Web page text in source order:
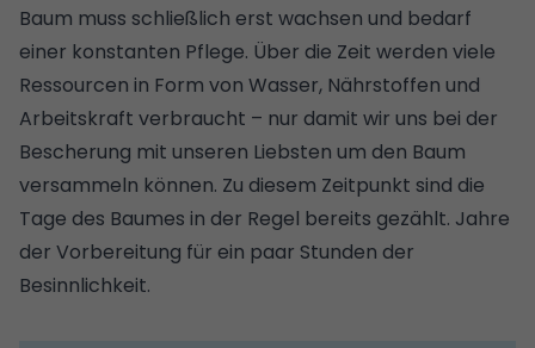
Baum muss schließlich erst wachsen und bedarf
einer konstanten Pflege. Über die Zeit werden viele
Ressourcen in Form von Wasser, Nährstoffen und
Arbeitskraft verbraucht – nur damit wir uns bei der
Bescherung mit unseren Liebsten um den Baum
versammeln können. Zu diesem Zeitpunkt sind die
Tage des Baumes in der Regel bereits gezählt. Jahre
der Vorbereitung für ein paar Stunden der
Besinnlichkeit.